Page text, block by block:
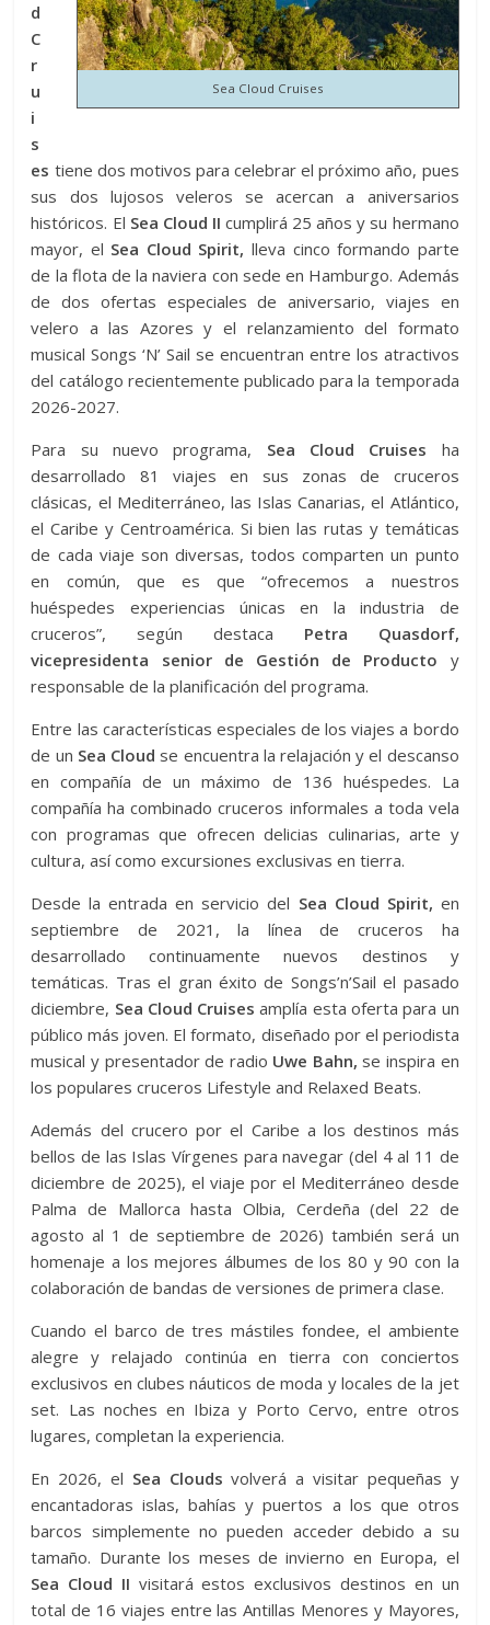
Sea Cloud Cruises
d
C
r
u
i
s
es tiene dos motivos para celebrar el próximo año, pues
sus dos lujosos veleros se acercan a aniversarios
históricos. El Sea Cloud II cumplirá 25 años y su hermano
mayor, el Sea Cloud Spirit, lleva cinco formando parte
de la flota de la naviera con sede en Hamburgo. Además
de dos ofertas especiales de aniversario, viajes en
velero a las Azores y el relanzamiento del formato
musical Songs ‘N’ Sail se encuentran entre los atractivos
del catálogo recientemente publicado para la temporada
2026-2027.
Para su nuevo programa, Sea Cloud Cruises ha
desarrollado 81 viajes en sus zonas de cruceros
clásicas, el Mediterráneo, las Islas Canarias, el Atlántico,
el Caribe y Centroamérica. Si bien las rutas y temáticas
de cada viaje son diversas, todos comparten un punto
en común, que es que “ofrecemos a nuestros
huéspedes experiencias únicas en la industria de
cruceros”, según destaca Petra Quasdorf,
vicepresidenta senior de Gestión de Producto y
responsable de la planificación del programa.
Entre las características especiales de los viajes a bordo
de un Sea Cloud se encuentra la relajación y el descanso
en compañía de un máximo de 136 huéspedes. La
compañía ha combinado cruceros informales a toda vela
con programas que ofrecen delicias culinarias, arte y
cultura, así como excursiones exclusivas en tierra.
Desde la entrada en servicio del Sea Cloud Spirit, en
septiembre de 2021, la línea de cruceros ha
desarrollado continuamente nuevos destinos y
temáticas. Tras el gran éxito de Songs’n’Sail el pasado
diciembre, Sea Cloud Cruises amplía esta oferta para un
público más joven. El formato, diseñado por el periodista
musical y presentador de radio Uwe Bahn, se inspira en
los populares cruceros Lifestyle and Relaxed Beats.
Además del crucero por el Caribe a los destinos más
bellos de las Islas Vírgenes para navegar (del 4 al 11 de
diciembre de 2025), el viaje por el Mediterráneo desde
Palma de Mallorca hasta Olbia, Cerdeña (del 22 de
agosto al 1 de septiembre de 2026) también será un
homenaje a los mejores álbumes de los 80 y 90 con la
colaboración de bandas de versiones de primera clase.
Cuando el barco de tres mástiles fondee, el ambiente
alegre y relajado continúa en tierra con conciertos
exclusivos en clubes náuticos de moda y locales de la jet
set. Las noches en Ibiza y Porto Cervo, entre otros
lugares, completan la experiencia.
En 2026, el Sea Clouds volverá a visitar pequeñas y
encantadoras islas, bahías y puertos a los que otros
barcos simplemente no pueden acceder debido a su
tamaño. Durante los meses de invierno en Europa, el
Sea Cloud II visitará estos exclusivos destinos en un
total de 16 viajes entre las Antillas Menores y Mayores,